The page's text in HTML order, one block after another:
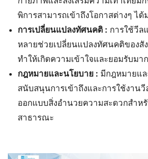
พิการสามารถเข้าถึงโอกาสต่างๆ ไ
การเปลี่ยนแปลงทัศนคติ : การใช้วีล
หลายช่วยเปลี่ยนแปลงทัศนคติของสั
ทำให้เกิดความเข้าใจและยอมรับมา
กฎหมายและนโยบาย : มีกฎหมายแ
สนับสนุนการเข้าถึงและการใช้งาน
ออกแบบสิ่งอำนวยความสะดวกสำห
สาธารณะ